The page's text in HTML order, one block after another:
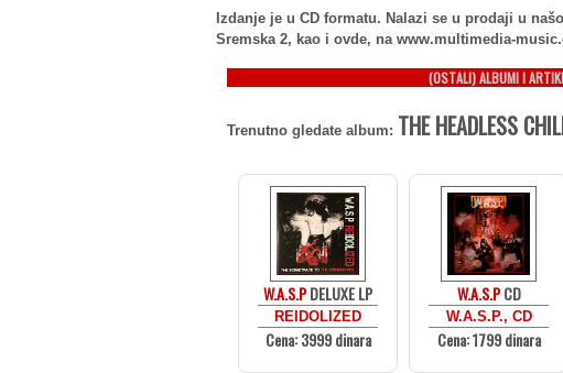
Izdanje je u CD formatu. Nalazi se u prodaji u
Sremska 2, kao i ovde, na www.multimedia-
(OSTALI) ALBUMI I
Trenutno gledate album: THE HEADLESS
W.A.S.PDELUXE LP
REIDOLIZED
Cena: 3999 dinara
W.A.S.PCD
W.A.S.P., CD
Cena: 1799 dinara